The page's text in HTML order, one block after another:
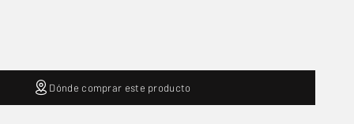
Dónde comprar este producto